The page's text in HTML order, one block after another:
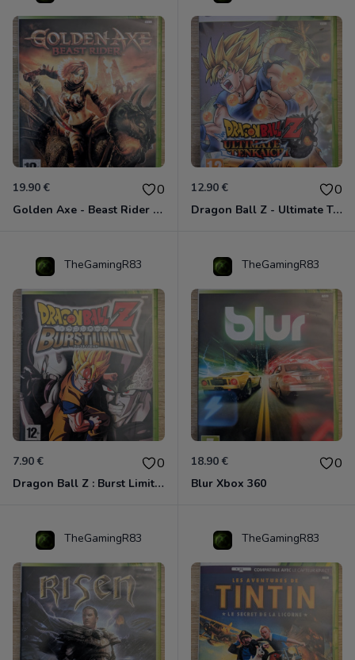
19.90 € 0
Golden Axe - Beast Rider Xbox 360
12.90 € 0
Dragon Ball Z - Ultimate Tenkaichi Xbox 360
TheGamingR83
7.90 € 0
Dragon Ball Z : Burst Limit Xbox 360
TheGamingR83
18.90 € 0
Blur Xbox 360
TheGamingR83 TheGamingR83